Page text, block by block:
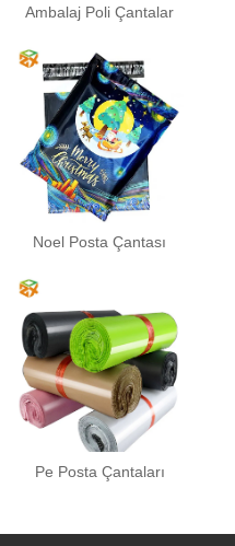
Ambalaj Poli Çantalar
Noel Posta Çantası
Pe Posta Çantaları